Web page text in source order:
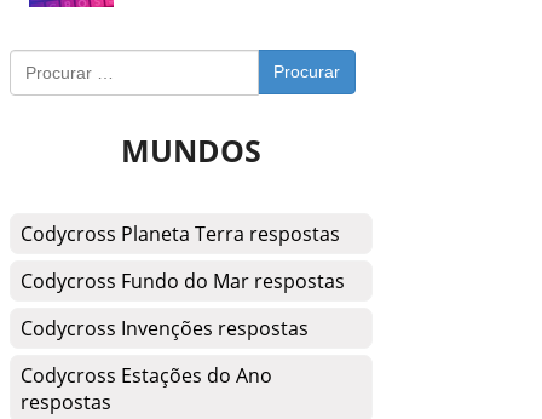
Procurar
MUNDOS
Codycross Planeta Terra respostas
Codycross Fundo do Mar respostas
Codycross Invenções respostas
Codycross Estações do Ano
respostas